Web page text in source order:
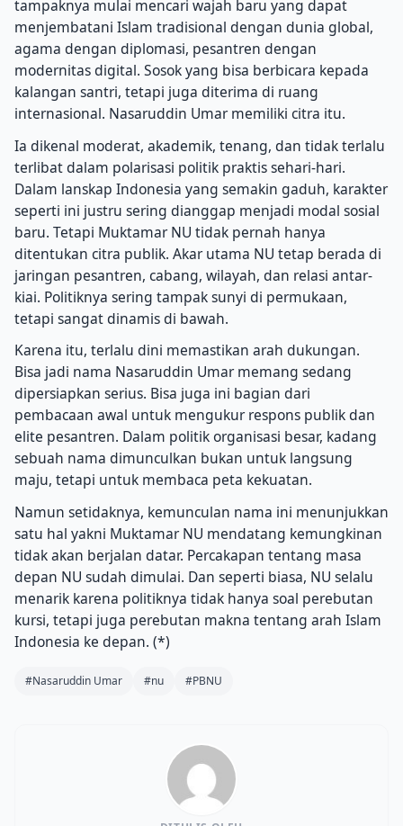
tampaknya mulai mencari wajah baru yang dapat
menjembatani Islam tradisional dengan dunia global,
agama dengan diplomasi, pesantren dengan
modernitas digital. Sosok yang bisa berbicara kepada
kalangan santri, tetapi juga diterima di ruang
internasional. Nasaruddin Umar memiliki citra itu.
Ia dikenal moderat, akademik, tenang, dan tidak terlalu
terlibat dalam polarisasi politik praktis sehari-hari.
Dalam lanskap Indonesia yang semakin gaduh, karakter
seperti ini justru sering dianggap menjadi modal sosial
baru. Tetapi Muktamar NU tidak pernah hanya
ditentukan citra publik. Akar utama NU tetap berada di
jaringan pesantren, cabang, wilayah, dan relasi antar-
kiai. Politiknya sering tampak sunyi di permukaan,
tetapi sangat dinamis di bawah.
Karena itu, terlalu dini memastikan arah dukungan.
Bisa jadi nama Nasaruddin Umar memang sedang
dipersiapkan serius. Bisa juga ini bagian dari
pembacaan awal untuk mengukur respons publik dan
elite pesantren. Dalam politik organisasi besar, kadang
sebuah nama dimunculkan bukan untuk langsung
maju, tetapi untuk membaca peta kekuatan.
Namun setidaknya, kemunculan nama ini menunjukkan
satu hal yakni Muktamar NU mendatang kemungkinan
tidak akan berjalan datar. Percakapan tentang masa
depan NU sudah dimulai. Dan seperti biasa, NU selalu
menarik karena politiknya tidak hanya soal perebutan
kursi, tetapi juga perebutan makna tentang arah Islam
Indonesia ke depan. (*)
#Nasaruddin Umar #nu #PBNU